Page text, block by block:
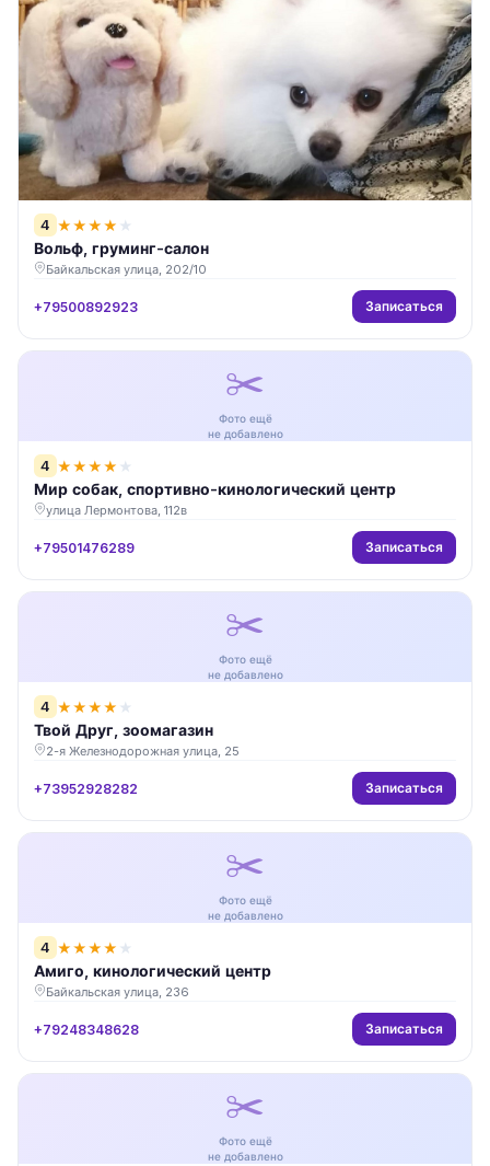
4 ★★★★ ★
Вольф, груминг-салон
Байкальская улица, 202/10
+79500892923 Записаться
✂️
Фото ещё
не добавлено
4 ★★★★ ★
Мир собак, спортивно-кинологический центр
улица Лермонтова, 112в
+79501476289 Записаться
✂️
Фото ещё
не добавлено
4 ★★★★ ★
Твой Друг, зоомагазин
2-я Железнодорожная улица, 25
+73952928282 Записаться
✂️
Фото ещё
не добавлено
4 ★★★★ ★
Амиго, кинологический центр
Байкальская улица, 236
+79248348628 Записаться
✂️
Фото ещё
не добавлено